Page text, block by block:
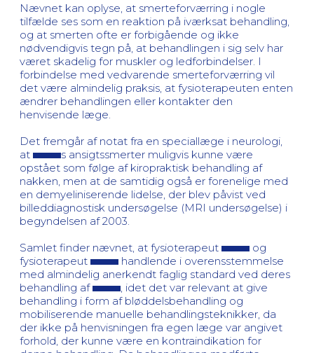
Nævnet kan oplyse, at smerteforværring i nogle
tilfælde ses som en reaktion på iværksat behandling,
og at smerten ofte er forbigående og ikke
nødvendigvis tegn på, at behandlingen i sig selv har
været skadelig for muskler og ledforbindelser. I
forbindelse med vedvarende smerteforværring vil
det være almindelig praksis, at fysioterapeuten enten
ændrer behandlingen eller kontakter den
henvisende læge.
Det fremgår af notat fra en speciallæge i neurologi,
at
s ansigtssmerter muligvis kunne være
opstået som følge af kiropraktisk behandling af
nakken, men at de samtidig også er forenelige med
en demyeliniserende lidelse, der blev påvist ved
billeddiagnostisk undersøgelse (MRI undersøgelse) i
begyndelsen af 2003.
Samlet finder nævnet, at fysioterapeut
og
fysioterapeut
handlende i overensstemmelse
med almindelig anerkendt faglig standard ved deres
behandling af
, idet det var relevant at give
behandling i form af bløddelsbehandling og
mobiliserende manuelle behandlingsteknikker, da
der ikke på henvisningen fra egen læge var angivet
forhold, der kunne være en kontraindikation for